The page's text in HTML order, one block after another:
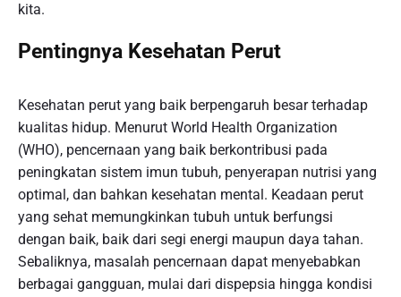
kita.
Pentingnya Kesehatan Perut
Kesehatan perut yang baik berpengaruh besar terhadap
kualitas hidup. Menurut World Health Organization
(WHO), pencernaan yang baik berkontribusi pada
peningkatan sistem imun tubuh, penyerapan nutrisi yang
optimal, dan bahkan kesehatan mental. Keadaan perut
yang sehat memungkinkan tubuh untuk berfungsi
dengan baik, baik dari segi energi maupun daya tahan.
Sebaliknya, masalah pencernaan dapat menyebabkan
berbagai gangguan, mulai dari dispepsia hingga kondisi